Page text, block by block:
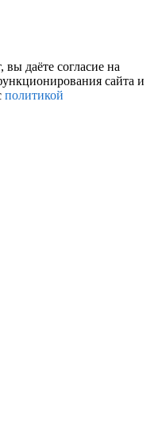
даёте согласие на
сайта и
политикой